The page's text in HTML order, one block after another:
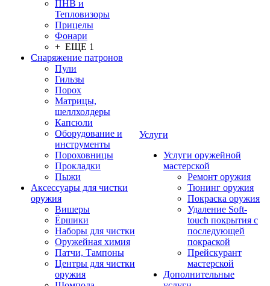
ПНВ и
Тепловизоры
Прицелы
Фонари
+ ЕЩЕ 1
Снаряжение патронов
Пули
Гильзы
Порох
Матрицы,
шеллхолдеры
Капсюли
Оборудование и
инструменты
Пороховницы
Прокладки
Пыжи
Аксессуары для чистки
оружия
Вишеры
Ёршики
Наборы для чистки
Оружейная химия
Патчи, Тампоны
Центры для чистки
оружия
Услуги
Услуги оружейной
мастерской
Ремонт оружия
Тюнинг оружия
Покраска оружия
Удаление Soft-
touch покрытия с
последующей
покраской
Прейскурант
мастерской
Дополнительные